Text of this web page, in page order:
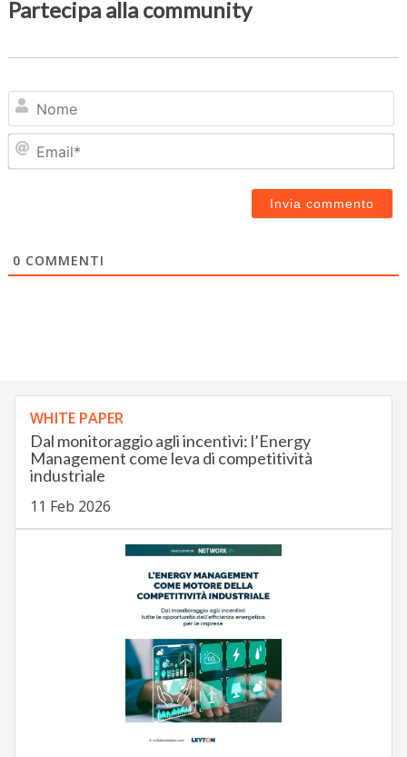
Partecipa alla community
0 COMMENTI
WHITE PAPER
Dal monitoraggio agli incentivi: l’Energy
Management come leva di competitività
industriale
11 Feb 2026